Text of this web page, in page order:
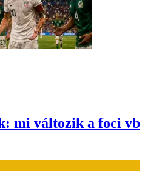
mi változik a foci vb